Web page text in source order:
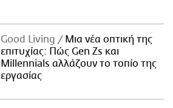
Good Living
Μια νέα οπτική της
επιτυχίας: Πώς Gen Zs και
Millennials αλλάζουν το τοπίο της
εργασίας